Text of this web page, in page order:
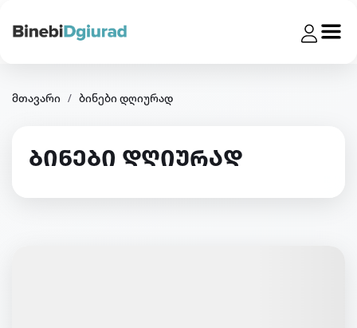
მთავარი ბინები დღიურად
ბინები დღიურად